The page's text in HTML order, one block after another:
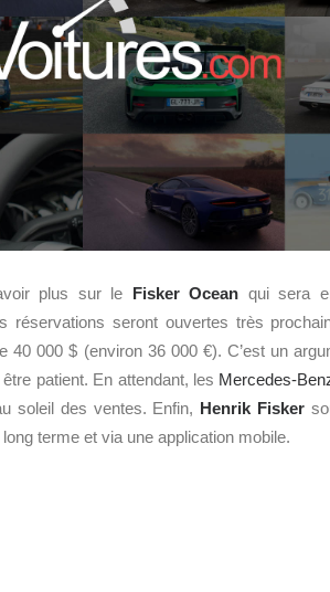
plus sur le Fisker Ocean qui sera
réservations seront ouvertes très
40 000 $ (environ 36 000 €). C’est un
patient. En attendant, les Mercedes-
soleil des ventes. Enfin, Henrik Fisker
terme et via une application mobile.